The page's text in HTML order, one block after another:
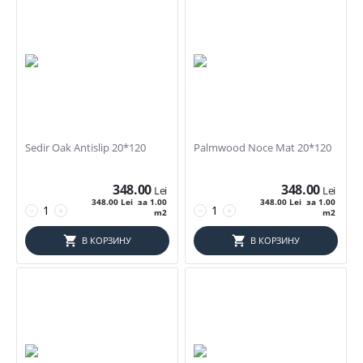
Sedir Oak Antislip 20*120
+
−
348.00 Lei
348.00 Lei за 1.00
m2
В КОРЗИНУ
Palmwood Noce Mat 20*120
+
−
348.00 Lei
348.00 Lei за 1.00
m2
В КОРЗИНУ